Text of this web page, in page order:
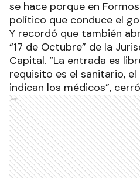
se hace porque en
político que conduce el
Y recordó que también
“17 de Octubre” de la
Capital. “La entrada es
requisito es el sanitario,
indican los médicos”,
Ads